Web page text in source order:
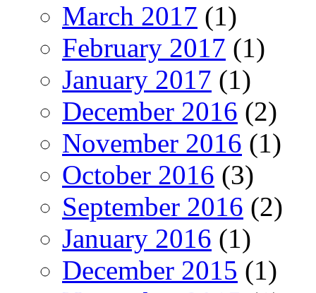
March 2017 (1)
February 2017 (1)
January 2017 (1)
December 2016 (2)
November 2016 (1)
October 2016 (3)
September 2016 (2)
January 2016 (1)
December 2015 (1)